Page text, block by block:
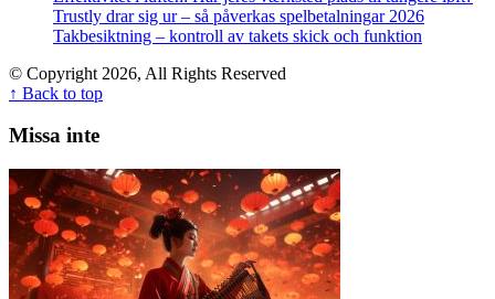
Trustly drar sig ur – så påverkas spelbetalningar 2026
Takbesiktning – kontroll av takets skick och funktion
© Copyright 2026, All Rights Reserved
↑ Back to top
Missa inte